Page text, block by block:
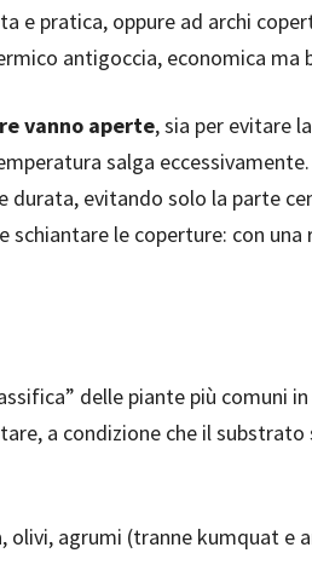
e pratica, oppure ad archi
antigoccia, economica ma
vanno aperte, sia per evitare la
salga
durata, evitando solo la parte
schiantare le coperture: con una
delle piante più comuni in
a condizione che il substrato
olivi, agrumi (tranne kumquat e